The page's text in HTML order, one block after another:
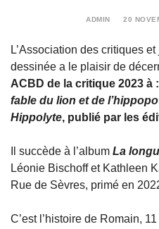
ADMIN
20
2023
L’Association des critiques
dessinée a le plaisir de
ACBD de la critique 2023 à :
fable du lion et de
Hippolyte, publié par les
Il succède à l’album La
Léonie Bischoff et Kathleen
Rue de Sèvres, primé en
C’est l’histoire de Romain,